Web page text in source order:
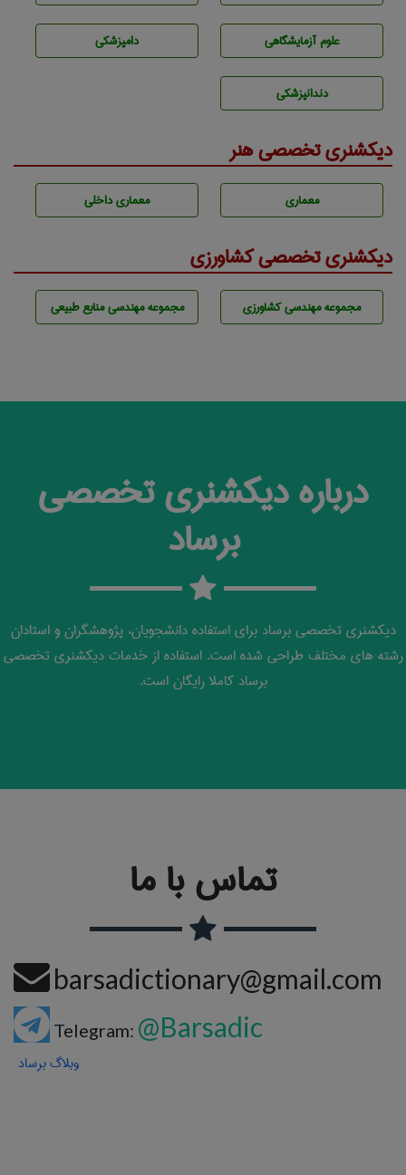
علوم آزمايشگاهی دامپزشكی
دندانپزشكی
دیکشنری تخصصی هنر
معماری معماری داخلی
دیکشنری تخصصی کشاورزی
مجموعه مهندسی كشاورزی مجموعه مهندسی منابع طبيعی
درباره دیکشنری تخصصی
برساد
دیکشنری تخصصی برساد برای استفاده دانشجویان، پژوهشگران و استادان
رشته های مختلف طراحی شده است. استفاده از خدمات دیکشنری تخصصی
برساد کاملا رایگان است.
تماس با ما
barsadictionary@gmail.com
Telegram: @Barsadic
وبلاگ برساد